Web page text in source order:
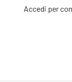
Accedi per